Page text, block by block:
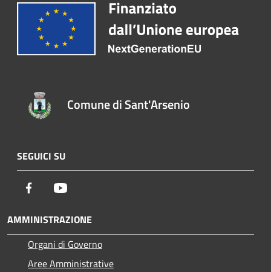
Comune di Sant'Arsenio
SEGUICI SU
Facebook
AMMINISTRAZIONE
Organi di Governo
Aree Amministrative